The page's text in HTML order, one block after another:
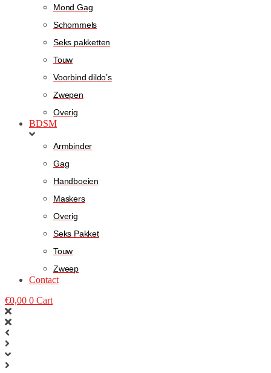
Mond Gag
Schommels
Seks pakketten
Touw
Voorbind dildo’s
Zwepen
Overig
BDSM
Armbinder
Gag
Handboeien
Maskers
Overig
Seks Pakket
Touw
Zweep
Contact
€0,00 0 Cart